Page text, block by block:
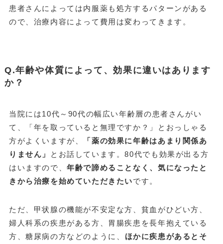
患者さんによっては内服薬も処方するパターンがある
ので、治療内容によって費用は変わってきます。
Q.年齢や体質によって、効果に違いはあります
か？
当院には10代～90代の幅広い年齢層の患者さんがい
て、「年を取っていると無理ですか？」とおっしゃる
方がよくいますが、
「薬の効果に年齢はあまり関係あ
りません」
とお話しています。80代でも効果が出る方
はいますので、年齢で諦めることなく、気になったと
きから治療を始めていただきたいです。
ただ、甲状腺の機能が不安定な方、貧血がひどい方、
婦人科系の疾患がある方、胃腸疾患を長年抱えている
方、糖尿病の方などのように、 ほかに疾患があるとそ